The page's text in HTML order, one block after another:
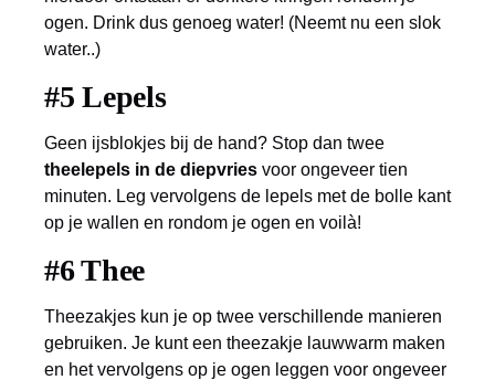
ogen. Drink dus genoeg water! (Neemt nu een slok
water..)
#5 Lepels
Geen ijsblokjes bij de hand? Stop dan twee
theelepels in de diepvries voor ongeveer tien
minuten. Leg vervolgens de lepels met de bolle kant
op je wallen en rondom je ogen en voilà!
#6 Thee
Theezakjes kun je op twee verschillende manieren
gebruiken. Je kunt een theezakje lauwwarm maken
en het vervolgens op je ogen leggen voor ongeveer